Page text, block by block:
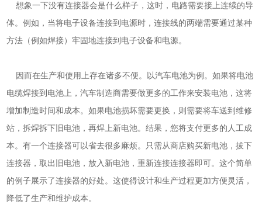
想象一下没有连接器会是什么样子，这时，电路需要接上连续的导
体。例如，当将电子设备连接到电源时，连接线的两端需要通过某种
方法（例如焊接）牢固地连接到电子设备和电源。
因而在生产和使用上存在诸多不便。以汽车电池为例。如果将电池
电缆焊接到电池上，汽车制造商需要做更多的工作来安装电池，这将
增加制造时间和成本。如果电池损坏需要更换，则需要将车送到维修
站，拆焊拆下旧电池，再焊上新电池。结果，您将支付更多的人工成
本。有一个连接器可以省去很多麻烦。只需从商店购买新电池，拔下
连接器，取出旧电池，放入新电池，重新连接连接器即可。这个简单
的例子展示了连接器的好处。这使得设计和生产过程更加方便灵活，
降低了生产和维护成本。